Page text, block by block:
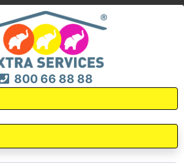
800 66 88 88